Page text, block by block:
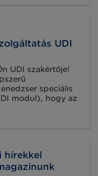
a
és a hatósági
UDI
UDI szakértője!
speciális
modul), hogy az
is
IVDR
hírekkel